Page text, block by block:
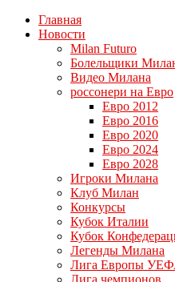
Главная
Новости
Milan Futuro
Болельщики
Видео Милана
россонери на Евро
Евро 2012
Евро 2016
Евро 2020
Евро 2024
Евро 2028
Игроки Милана
Клуб Милан
Конкурсы
Кубок Италии
Кубок
Легенды Милана
Лига Европы
Лига чемпионов